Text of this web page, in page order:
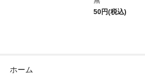
50円(税込)
ホーム